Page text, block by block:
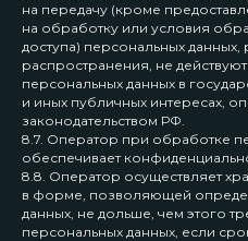
на передачу (кроме
на обработку или условия
доступа) персональных
распространения, не
персональных данных в
и иных публичных интересах,
законодательством РФ.
8.7. Оператор при обработке
обеспечивает
8.8. Оператор осуществляет
в форме, позволяющей
данных, не дольше, чем этого
персональных данных, если